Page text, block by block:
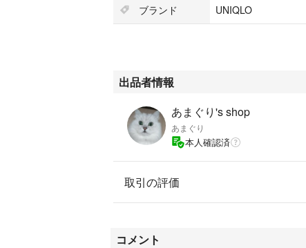
ブランド
UNIQLO
出品者情報
あまぐり's shop
あまぐり
本人確認済
取引の評価
コメント